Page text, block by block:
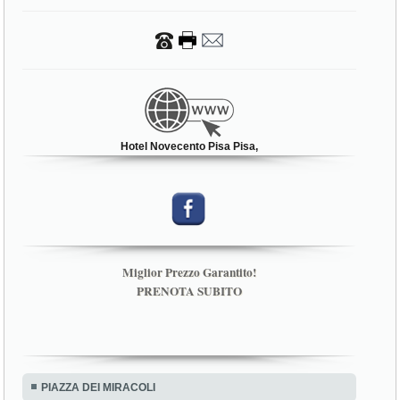
Hotel Novecento Pisa Pisa,
Miglior Prezzo Garantito!
PRENOTA SUBITO
PIAZZA DEI MIRACOLI